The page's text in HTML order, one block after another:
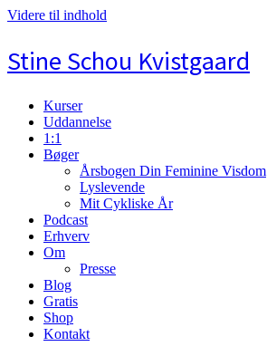
Videre til indhold
Stine Schou Kvistgaard
Kurser
Uddannelse
1:1
Bøger
Årsbogen Din Feminine Visdom
Lyslevende
Mit Cykliske År
Podcast
Erhverv
Om
Presse
Blog
Gratis
Shop
Kontakt